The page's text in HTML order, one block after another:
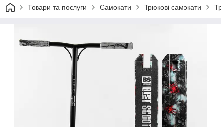
Товари та послуги Самокати Трюкові самокати